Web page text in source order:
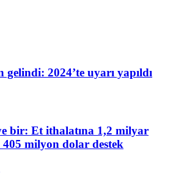
2024’te uyarı yapıldı
bir: Et ithalatına 1,2 milyar
405 milyon dolar destek